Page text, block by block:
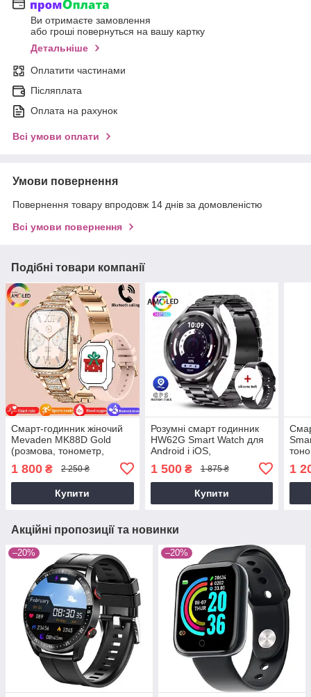
Ви отримаєте замовлення
або гроші повернуться на вашу картку
Детальніше
Оплатити частинами
Післяплата
Оплата на рахунок
Всі умови оплати
Умови повернення
Повернення товару впродовж 14 днів за домовленістю
Всі умови повернення
Подібні товари компанії
Смарт-годинник жіночий
Mevaden MK88D Gold
(розмова, тонометр,
пульсоксиметр) 2 ремінці
1 800 ₴ 2 250 ₴
Купити
Розумні смарт годинник
HW62G Smart Watch для
Android і iOS,
тонометром, крокоміром
(чорні ))
1 500₴ 1 875 ₴
Купити
1
Акційні пропозиції та новинки
–20% –20%